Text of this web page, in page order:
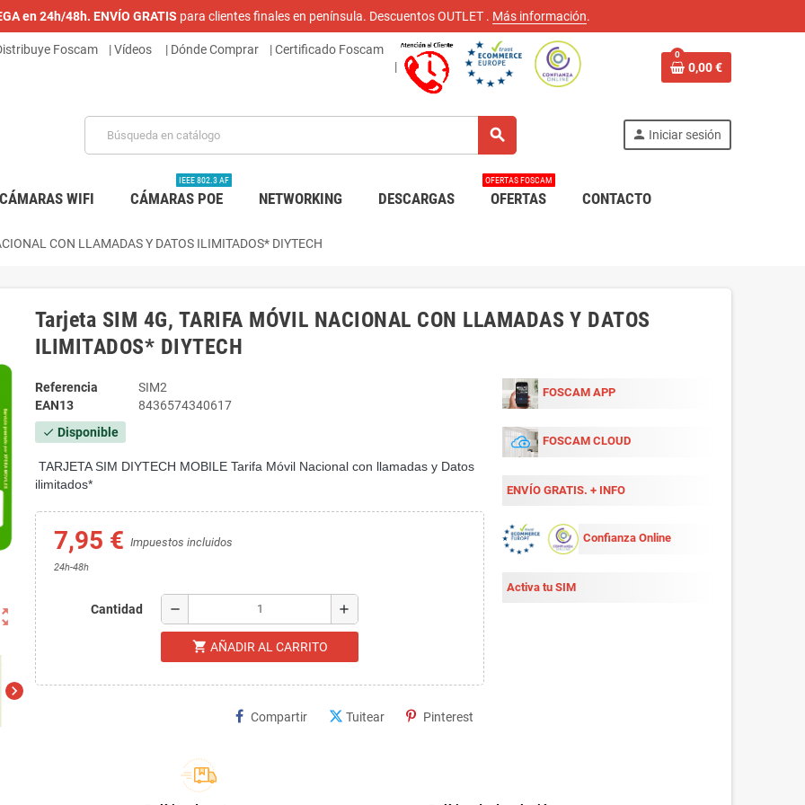
en 24h/48h. ENVÍO GRATIS para clientes finales en península. Descuentos OUTLET . Más información.
Foscam |Vídeos | Dónde Comprar |Certificado Foscam
|
0
0,00 €
search person Iniciar sesión
CÁMARAS WIFI CÁMARAS POE
IEEE 802.3 AF
NETWORKING DESCARGAS OFERTAS
OFERTAS FOSCAM
CONTACTO
CON LLAMADAS Y DATOS ILIMITADOS* DIYTECH
chevron_right
Tarjeta SIM 4G, TARIFA MÓVIL NACIONAL CON LLAMADAS Y DATOS
ILIMITADOS* DIYTECH
Referencia
SIM2
EAN13
8436574340617
check Disponible
TARJETA SIM DIYTECH MOBILE Tarifa Móvil Nacional con llamadas y Datos
ilimitados*
7,95 € Impuestos incluidos
24h-48h
Cantidad remove add
shopping_cart AÑADIR AL CARRITO
Compartir Tuitear Pinterest
FOSCAM APP
FOSCAM CLOUD
ENVÍO GRATIS. + INFO
Confianza Online
Activa tu SIM